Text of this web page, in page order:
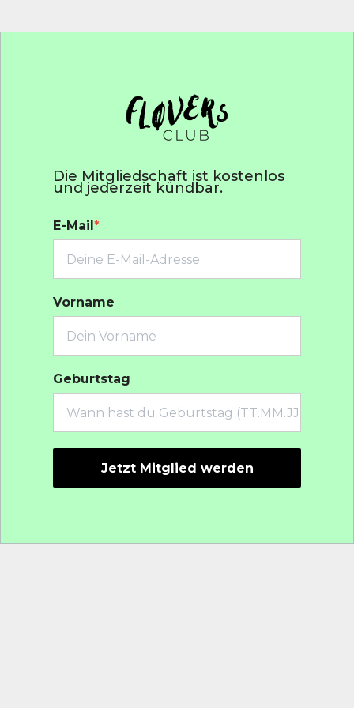
Die Mitgliedschaft ist kostenlos
und jederzeit kündbar.
E-Mail*
Vorname
Geburtstag
Jetzt Mitglied werden